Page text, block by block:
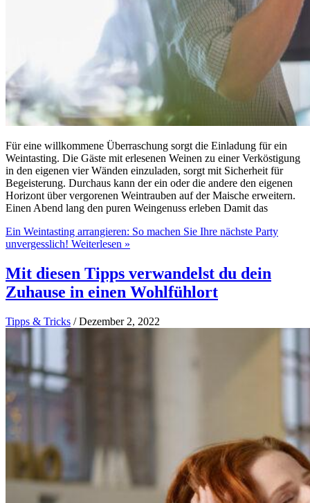
Für eine willkommene Überraschung sorgt die Einladung für ein
Weintasting. Die Gäste mit erlesenen Weinen zu einer Verköstigung
in den eigenen vier Wänden einzuladen, sorgt mit Sicherheit für
Begeisterung. Durchaus kann der ein oder die andere den eigenen
Horizont über vergorenen Weintrauben auf der Maische erweitern.
Einen Abend lang den puren Weingenuss erleben Damit das
Ein Weintasting arrangieren: So machen Sie Ihre nächste Party
unvergesslich! Weiterlesen »
Mit diesen Tipps verwandelst du dein
Zuhause in einen Wohlfühlort
Tipps & Tricks /Dezember 2, 2022